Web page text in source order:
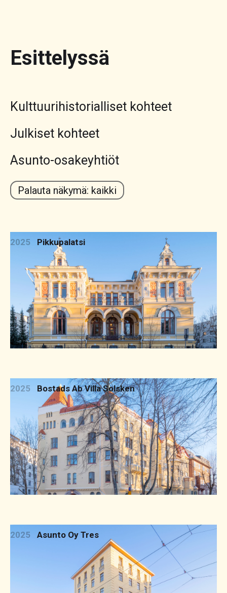
Esittelyssä
Kulttuurihistorialliset kohteet
Julkiset kohteet
Asunto-osakeyhtiöt
Palauta näkymä: kaikki
2025 Pikkupalatsi
2025 Bostads Ab Villa Solsken
2025 Asunto Oy Tres